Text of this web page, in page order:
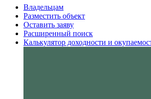
Владельцам
Разместить объект
Оставить заяву
Расширенный поиск
Калькулятор доходности и